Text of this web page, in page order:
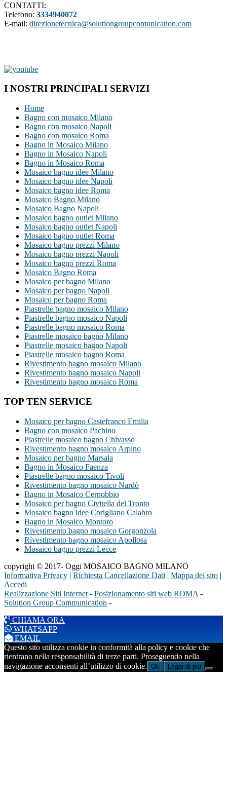
CONTATTI:
Telefono: 3334940072
E-mail: direzionetecnica@solutiongroupcomunication.com
I NOSTRI PRINCIPALI SERVIZI
Home
Bagno con mosaico Milano
Bagno con mosaico Napoli
Bagno con mosaico Roma
Bagno in Mosaico Milano
Bagno in Mosaico Napoli
Bagno in Mosaico Roma
Mosaico bagno idee Milano
Mosaico bagno idee Napoli
Mosaico bagno idee Roma
Mosaico Bagno Milano
Mosaico Bagno Napoli
Mosaico bagno outlet Milano
Mosaico bagno outlet Napoli
Mosaico bagno outlet Roma
Mosaico bagno prezzi Milano
Mosaico bagno prezzi Napoli
Mosaico bagno prezzi Roma
Mosaico Bagno Roma
Mosaico per bagno Milano
Mosaico per bagno Napoli
Mosaico per bagno Roma
Piastrelle bagno mosaico Milano
Piastrelle bagno mosaico Napoli
Piastrelle bagno mosaico Roma
Piastrelle mosaico bagno Milano
Piastrelle mosaico bagno Napoli
Piastrelle mosaico bagno Roma
Rivestimento bagno mosaico Milano
Rivestimento bagno mosaico Napoli
Rivestimento bagno mosaico Roma
TOP TEN SERVICE
Mosaico per bagno Castefranco Emilia
Bagno con mosaico Pachino
Piastrelle mosaico bagno Chivasso
Rivestimento bagno mosaico Arpino
Mosaico per bagno Marsala
Bagno in Mosaico Faenza
Piastrelle bagno mosaico Tivoli
Rivestimento bagno mosaico Nardò
Bagno in Mosaico Cernobbio
Mosaico per bagno Civitella del Tronto
Mosaico bagno idee Corigliano Calabro
Bagno in Mosaico Montoro
Rivestimento bagno mosaico Gorgonzola
Rivestimento bagno mosaico Apollosa
Mosaico bagno prezzi Lecce
copyright © 2017- Oggi MOSAICO BAGNO MILANO
Informativa Privacy | Richiesta Cancellazione Dati | Mappa del sito |
Accedi
Realizzazione Siti Internet - Posizionamento siti web ROMA -
Solution Group Communication -
CHIAMA ORA
WHATSAPP
EMAIL
Questo sito utilizza cookie in conformità alla policy e cookie che
rientrano nella responsabilità di terze parti. Proseguendo nella
navigazione acconsenti all’utilizzo di cookie. Ok Leggi di più